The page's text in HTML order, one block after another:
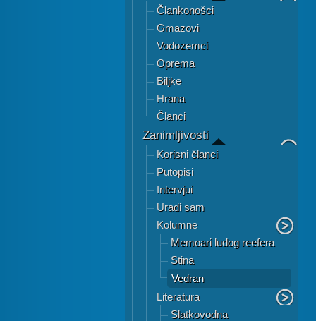
Člankonošci
Gmazovi
Vodozemci
Oprema
Biljke
Hrana
Članci
Zanimljivosti
Korisni članci
Putopisi
Intervjui
Uradi sam
Kolumne
Memoari ludog reefera
Stina
Vedran
Literatura
Slatkovodna